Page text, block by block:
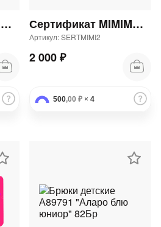
Сертификат MIMIMODA 10000 р. Сертификат MIMIMODA 2000 р.
Артикул: SERTMIMI2
2 000 ₽
500,00 ₽ × 4